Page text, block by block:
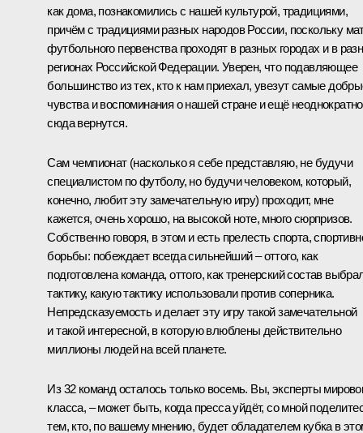
как дома, познакомились с нашей культурой, традициями,
причём с традициями разных народов России, поскольку
футбольного первенства проходят в разных городах и в
регионах Российской Федерации. Уверен, что подавляющее
большинство из тех, кто к нам приехал, увезут самые
чувства и воспоминания о нашей стране и ещё неоднократно
сюда вернутся.
Сам чемпионат (насколько я себе представляю, не будучи
специалистом по футболу, но будучи человеком, который,
конечно, любит эту замечательную игру) проходит, мне
кажется, очень хорошо, на высокой ноте, много сюрпризов.
Собственно говоря, в этом и есть прелесть спорта,
борьбы: побеждает всегда сильнейший – оттого, как
подготовлена команда, оттого, как тренерский состав
тактику, какую тактику использовали против соперника.
Непредсказуемость и делает эту игру такой замечательной
и такой интересной, в которую влюблены действительно
миллионы людей на всей планете.
Из 32 команд осталось только восемь. Вы, эксперты
класса, – может быть, когда пресса уйдёт, со мной
тем, кто, по вашему мнению, будет обладателем кубка в